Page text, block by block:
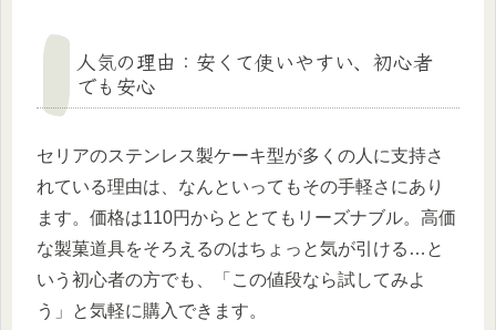
人気の理由：安くて使いやすい、初心者
でも安心
セリアのステンレス製ケーキ型が多くの人に支持さ
れている理由は、なんといってもその手軽さにあり
ます。価格は110円からととてもリーズナブル。高価
な製菓道具をそろえるのはちょっと気が引ける…と
いう初心者の方でも、「この値段なら試してみよ
う」と気軽に購入できます。